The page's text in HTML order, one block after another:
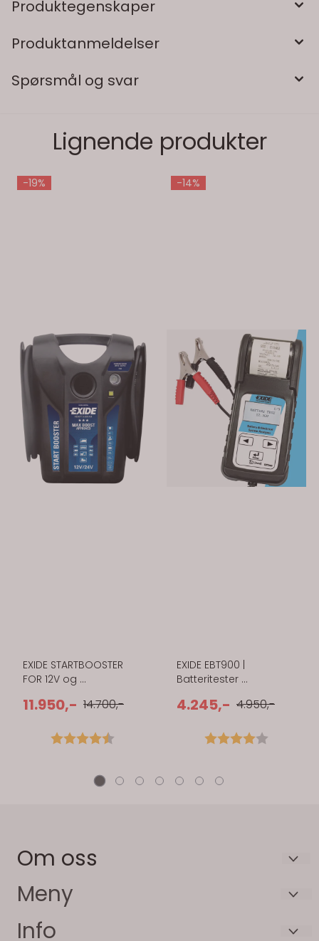
Produktegenskaper
Produktanmeldelser
Spørsmål og svar
Lignende produkter
-19%
EXIDE STARTBOOSTER
FOR 12V og ...
11.950,- 14.700,-
Karakter:
-14%
EXIDE EBT900 |
Batteritester ...
4.245,- 4.950,-
Karakter:
Om oss
Batterispesialisten AS
3946 Porsgrunn
Meny
Kjøp- og Returvilkår
Info